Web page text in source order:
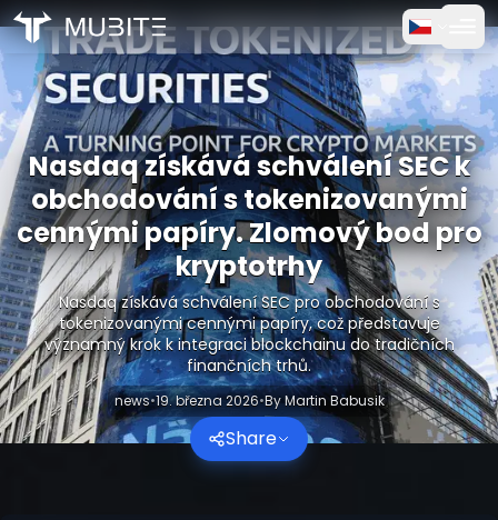
Jak to funguje
Zkušební Verze Zdarma
FAQ
Reference
Obchodování
O nás
Přihlásit se
Domů
/ Krypto zprávy
/ Nasdaq získává schválení SEC k obchodování s
Nasdaq získává schválení SEC k
obchodování s tokenizovanými
cennými papíry. Zlomový bod pro
kryptotrhy
Nasdaq získává schválení SEC pro obchodování s
tokenizovanými cennými papíry, což představuje
významný krok k integraci blockchainu do tradičních
finančních trhů.
news•19. března 2026•ByMartin Babusik
Share